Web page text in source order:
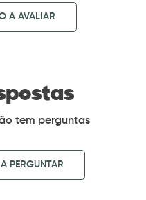
A AVALIAR
tem perguntas
PERGUNTAR